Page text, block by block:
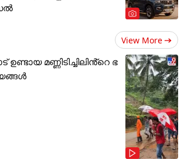
View More
ഉണ്ടായ മണ്ണിടിച്ചിലിൻ്റെ ഭ